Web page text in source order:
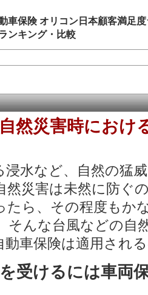
車保険 オリコン日本顧客満足
ンキング・比較
然災害時におけ
水など、自然の猛
然災害は未然に防ぐ
たら、その程度もか
そんな台風などの自
動車保険は適用され
受けるには車両